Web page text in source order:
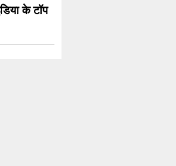
के टॉप